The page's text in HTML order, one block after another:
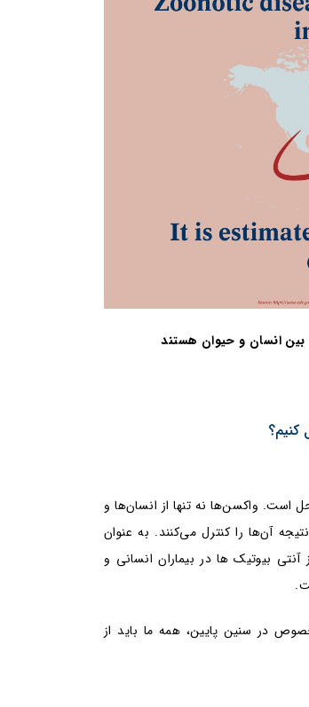
کنیم؟
است. واکسن‌ها نه تنها از انسان‌ها و
آن‌ها را کنترل می‌کنند. به عنوان
از آنتی بیوتیک ها در بیماران انسانی و
در سنین پایین، همه ما باید از